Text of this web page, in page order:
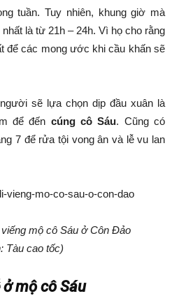
tuần. Tuy nhiên, khung giờ mà
là từ 21h – 24h. Vì họ cho rằng
để các mong ước khi cầu khấn sẽ
sẽ lựa chọn dịp đầu xuân là
để đến cúng cô Sáu. Cũng có
7 để rửa tội vong ân và lễ vu lan
mộ cô Sáu ở Côn Đảo
Tàu cao tốc)
mộ cô Sáu